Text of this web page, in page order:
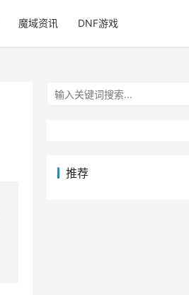
魔域资讯 DNF游戏
推荐